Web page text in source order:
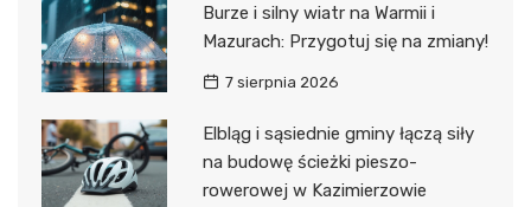
Burze i silny wiatr na Warmii i
Mazurach: Przygotuj się na zmiany!
7 sierpnia 2026
Elbląg i sąsiednie gminy łączą siły
na budowę ścieżki pieszo-
rowerowej w Kazimierzowie